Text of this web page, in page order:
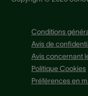
Conditions
Avis de
Avis concernant
Politique Cookies
Préférences en